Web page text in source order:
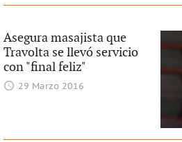
Asegura masajista que
Travolta se llevó servicio
con "final feliz"
29 Marzo 2016